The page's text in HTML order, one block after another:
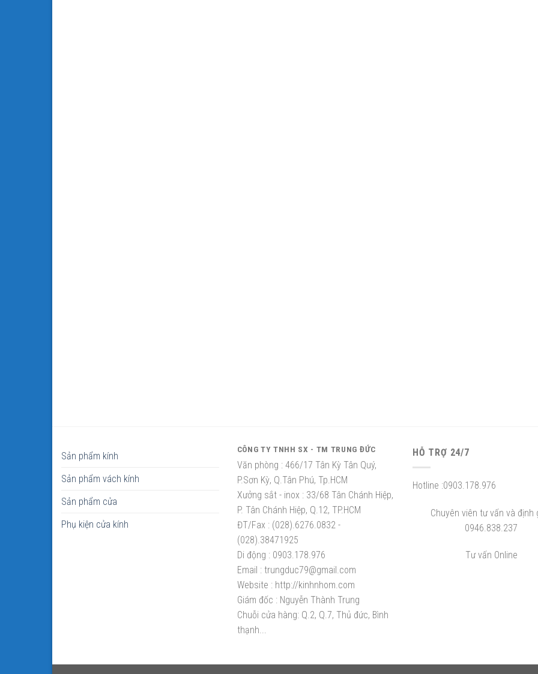
Sản phẩm kính
Sản phẩm vách kính
Sản phẩm cửa
Phụ kiện cửa kính
CÔNG TY TNHH SX - TM TRUNG ĐỨC
Văn phòng :466/17 Tân Kỳ Tân Quý,
P.Sơn Kỳ, Q.Tân Phú, Tp.HCM
Xưởng sắt - inox :33/68 Tân Chánh Hiệp,
P. Tân Chánh Hiệp, Q.12, TP.HCM
ĐT/Fax :(028).6276.0832 -
(028).38471925
Di động :0903.178.976
Email :trungduc79@gmail.com
Website :http://kinhnhom.com
Giám đốc :Nguyễn Thành Trung
Chuỗi cửa hàng: Q.2, Q.7, Thủ đức, Bình
thạnh...
HỖ TRỢ 24/7
Hotline :0903.178.976
Chuyên viên tư vấn và định
0946.838.237
Tư vấn Online